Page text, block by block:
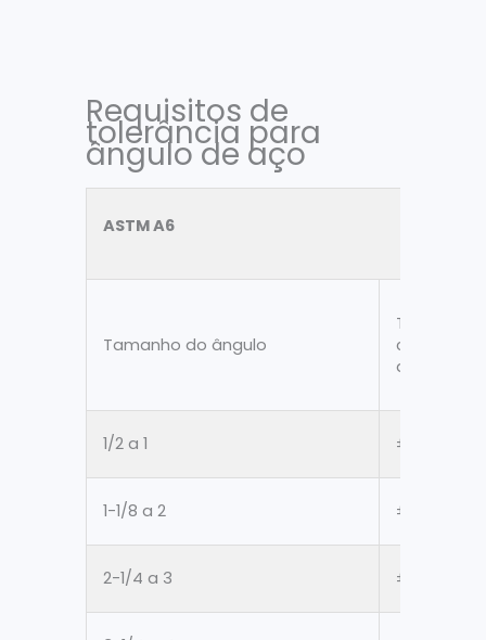
Requisitos de
tolerância para
ângulo de aço
ASTM A6
Tamanho do ângulo
Tolerância
da perna
1/2 a 1 ±3mm
1-1/8 a 2 ±3mm
2-1/4 a 3 ±3mm